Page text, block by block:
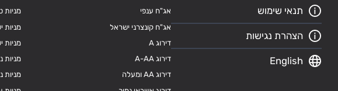
תנאי שימוש
הצהרת נגישות
English
אג"ח ענפי
אג"ח קונצרני ישראל
דירוג A
דירוג A-AA
דירוג AA ומעלה
מניות
מניות
מניות
מניות
מניות